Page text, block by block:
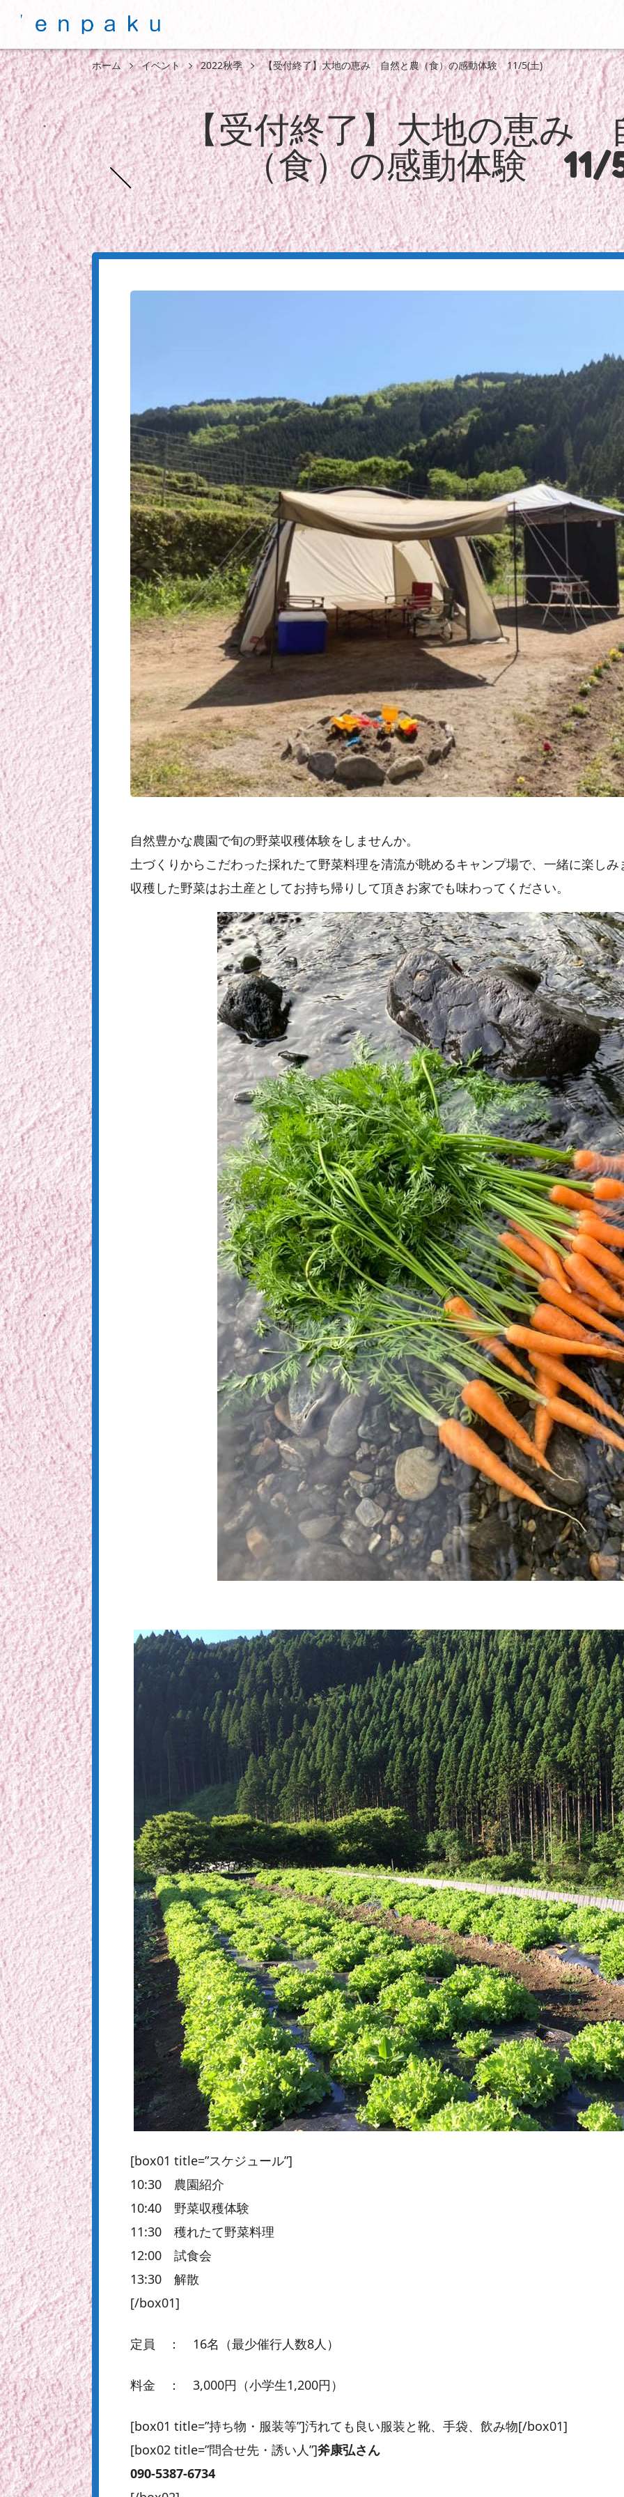
ホーム イベント 2022秋季 【受付終了】大地の恵み 自然と農（食）の感動体験 11/5(土)
【受付終了】大地の恵み
（食）の感動体験 11/
自然豊かな農園で旬の野菜収穫体験をしませんか。
土づくりからこだわった採れたて野菜料理を清流が眺めるキャンプ場で、一緒に楽しみ
収穫した野菜はお土産としてお持ち帰りして頂きお家でも味わってください。
[box01 title=”スケジュール”]
10:30 農園紹介
10:40 野菜収穫体験
11:30 穫れたて野菜料理
12:00 試食会
13:30 解散
[/box01]
定員 ： 16名（最少催行人数8人）
料金 ： 3,000円（小学生1,200円）
[box01 title=”持ち物・服装等”]汚れても良い服装と靴、手袋、飲み物[/box01]
[box02 title=”問合せ先・誘い人”]斧康弘さん
090-5387-6734